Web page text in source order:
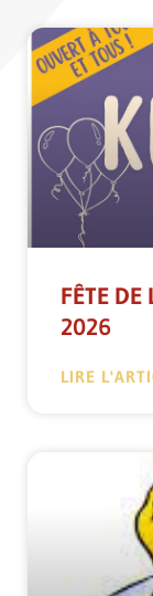
FÊTE DE
2026
LIRE